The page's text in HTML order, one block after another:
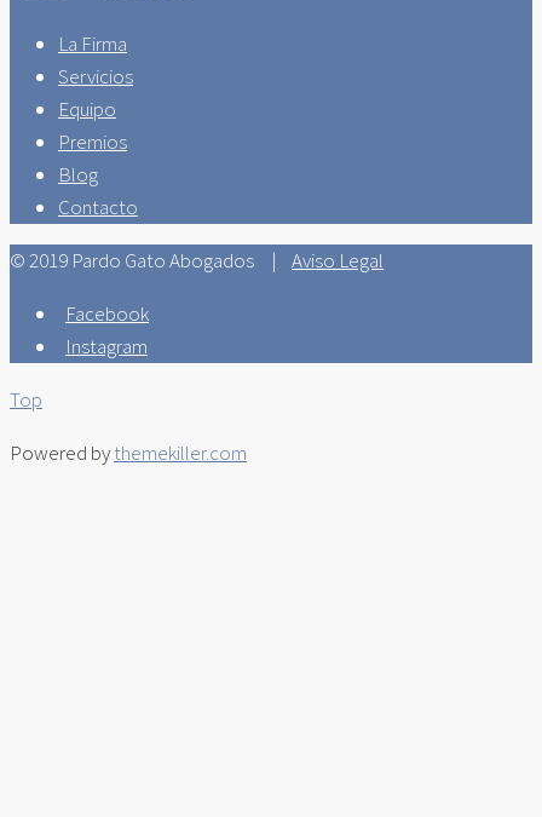
La Firma
Servicios
Equipo
Premios
Blog
Contacto
© 2019 Pardo Gato Abogados | Aviso Legal
Facebook
Instagram
Top
Powered bythemekiller.com